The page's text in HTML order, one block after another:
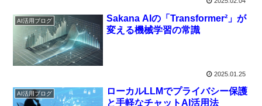
AI活用ブログ
Sakana AIの「Transformer²」が
変える機械学習の常識
2025.01.25
AI活用ブログ
ローカルLLMでプライバシー保護
と手軽なチャットAI活用法